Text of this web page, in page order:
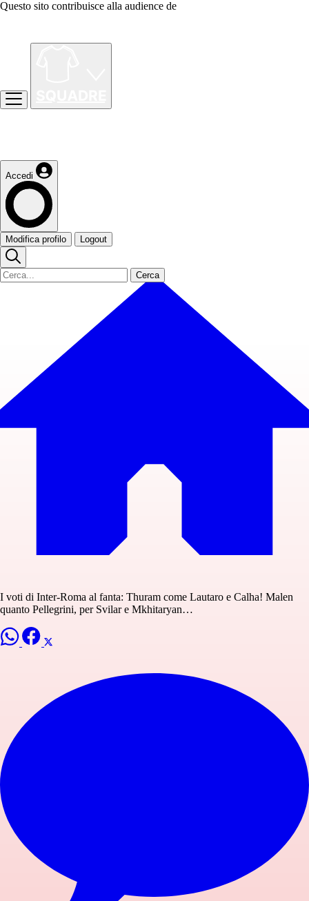
Questo sito contribuisce alla audience de
Accedi
Modifica profilo Logout
Cerca
I voti di Inter-Roma al fanta: Thuram come Lautaro e Calha! Malen
quanto Pellegrini, per Svilar e Mkhitaryan…